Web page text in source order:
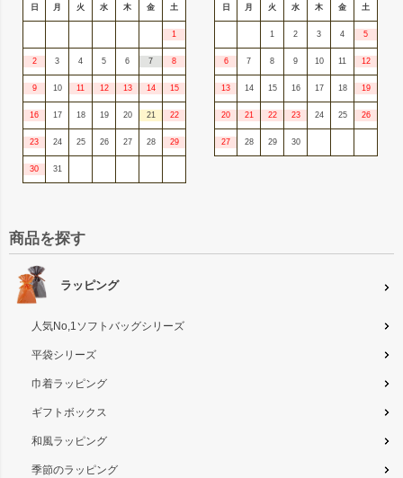
日 月 火 水 木 金 土
1
2 3 4 5 6 7 8
9 10 11 12 13 14 15
16 17 18 19 20 21 22
23 24 25 26 27 28 29
30 31
日 月 火 水 木 金 土
1 2 3 4 5
6 7 8 9 10 11 12
13 14 15 16 17 18 19
20 21 22 23 24 25 26
27 28 29 30
商品を探す
ラッピング
人気No,1ソフトバッグシリーズ
平袋シリーズ
巾着ラッピング
ギフトボックス
和風ラッピング
季節のラッピング